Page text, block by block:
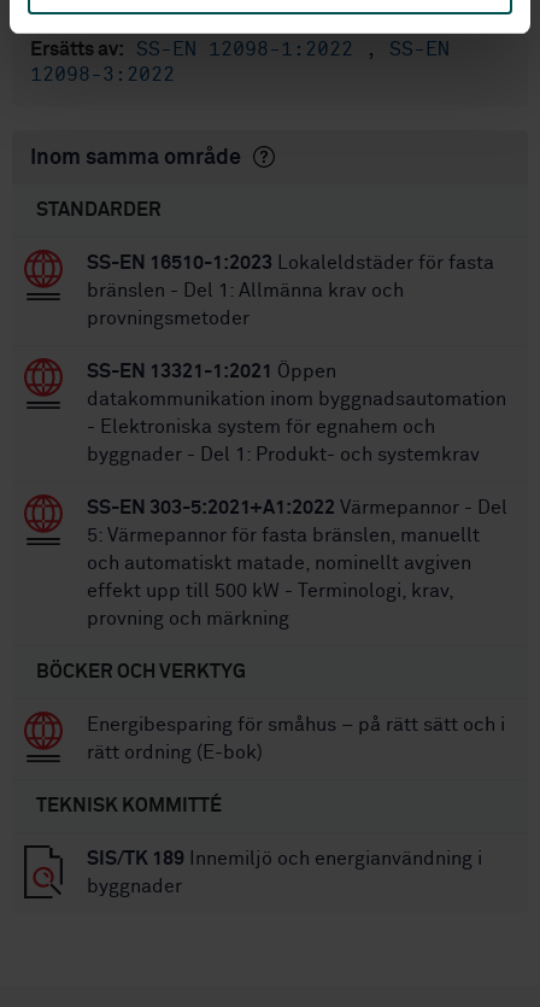
Ersätter: SS-EN 12098-5:2005
Ersätts av: SS-EN 12098-1:2022 , SS-EN
12098-3:2022
Inom samma område
STANDARDER
SS-EN 16510-1:2023 Lokaleldstäder för fasta
bränslen - Del 1: Allmänna krav och
provningsmetoder
SS-EN 13321-1:2021
Öppen
datakommunikation inom byggnadsautomation
- Elektroniska system för egnahem och
byggnader - Del 1: Produkt- och systemkrav
SS-EN 303-5:2021+A1:2022 Värmepannor - Del
5: Värmepannor för fasta bränslen, manuellt
och automatiskt matade, nominellt avgiven
effekt upp till 500 kW - Terminologi, krav,
provning och märkning
BÖCKER OCH VERKTYG
Energibesparing för småhus – på rätt sätt och i
rätt ordning (E-bok)
TEKNISK KOMMITTÉ
SIS/TK 189 Innemiljö och energianvändning i
byggnader